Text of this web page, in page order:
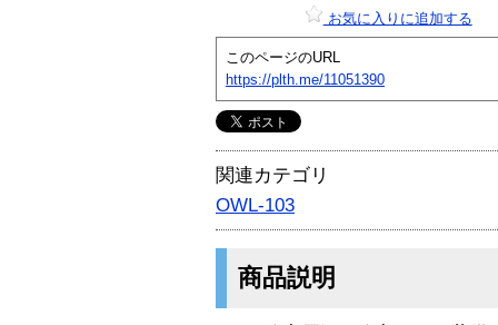
お気に入りに追加する
このページのURL
https://plth.me/11051390
関連カテゴリ
OWL-103
商品説明